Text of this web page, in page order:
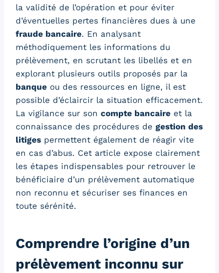
la validité de l’opération et pour éviter
d’éventuelles pertes financières dues à une
fraude bancaire. En analysant
méthodiquement les informations du
prélèvement, en scrutant les libellés et en
explorant plusieurs outils proposés par la
banque ou des ressources en ligne, il est
possible d’éclaircir la situation efficacement.
La vigilance sur son compte bancaire et la
connaissance des procédures de gestion des
litiges permettent également de réagir vite
en cas d’abus. Cet article expose clairement
les étapes indispensables pour retrouver le
bénéficiaire d’un prélèvement automatique
non reconnu et sécuriser ses finances en
toute sérénité.
Comprendre l’origine d’un
prélèvement inconnu sur